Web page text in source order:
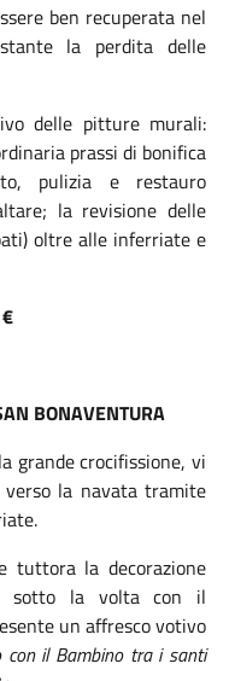
ben recuperata nel
la perdita delle
delle pitture murali:
prassi di bonifica
pulizia e restauro
la revisione delle
oltre alle inferriate e
BONAVENTURA
grande crocifissione, vi
verso la navata tramite
tuttora la decorazione
sotto la volta con il
un affresco votivo
con il Bambino tra i santi